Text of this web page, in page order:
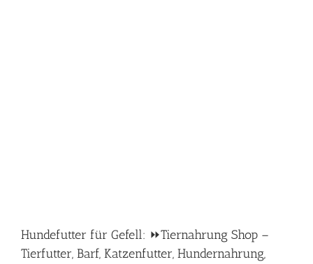
Hundefutter für Gefell: ⏩Tiernahrung Shop –
Tierfutter, Barf, Katzenfutter, Hundernahrung,